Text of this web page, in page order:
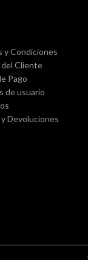
y Condiciones
Cliente
Pago
de usuario
Devoluciones